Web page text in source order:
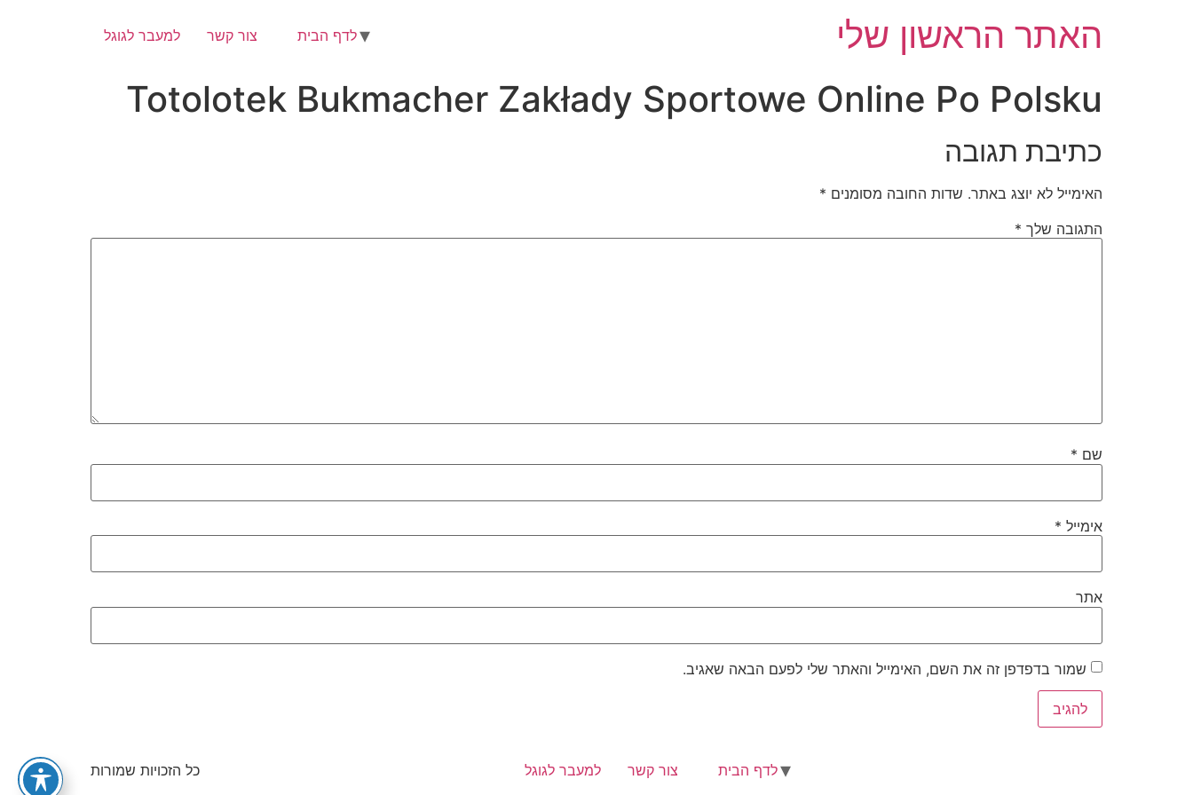
האתר הראשון שלי לדף הבית צור קשר למעבר לגוגל
Totolotek Bukmacher Zakłady Sportowe Online Po Polsku
כתיבת תגובה
האימייל לא יוצג באתר. שדות החובה מסומנים *
התגובה שלך *
שם *
אימייל *
אתר
שמור בדפדפן זה את השם, האימייל והאתר שלי לפעם הבאה שאגיב.
לדף הבית צור קשר למעבר לגוגל כל הזכויות שמורות